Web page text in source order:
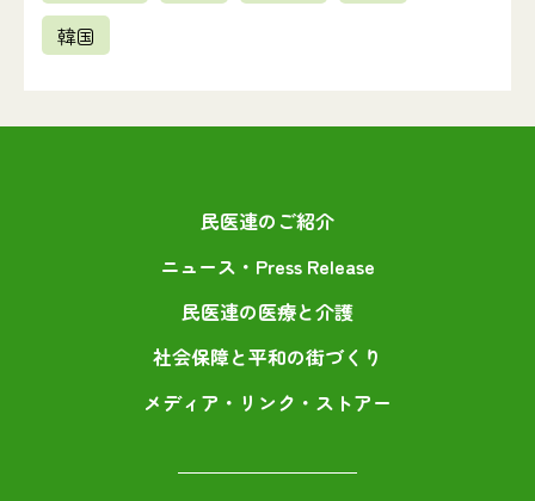
韓国
民医連のご紹介
ニュース・Press Release
民医連の医療と介護
社会保障と平和の街づくり
メディア・リンク・ストアー